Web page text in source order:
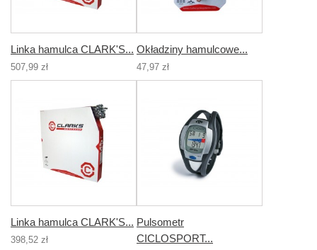
Linka hamulca CLARK'S...
507,99 zł
Okładziny hamulcowe...
47,97 zł
Linka hamulca CLARK'S...
398,52 zł
Pulsometr
CICLOSPORT...